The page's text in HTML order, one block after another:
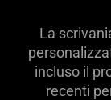
La
incluso il
recenti